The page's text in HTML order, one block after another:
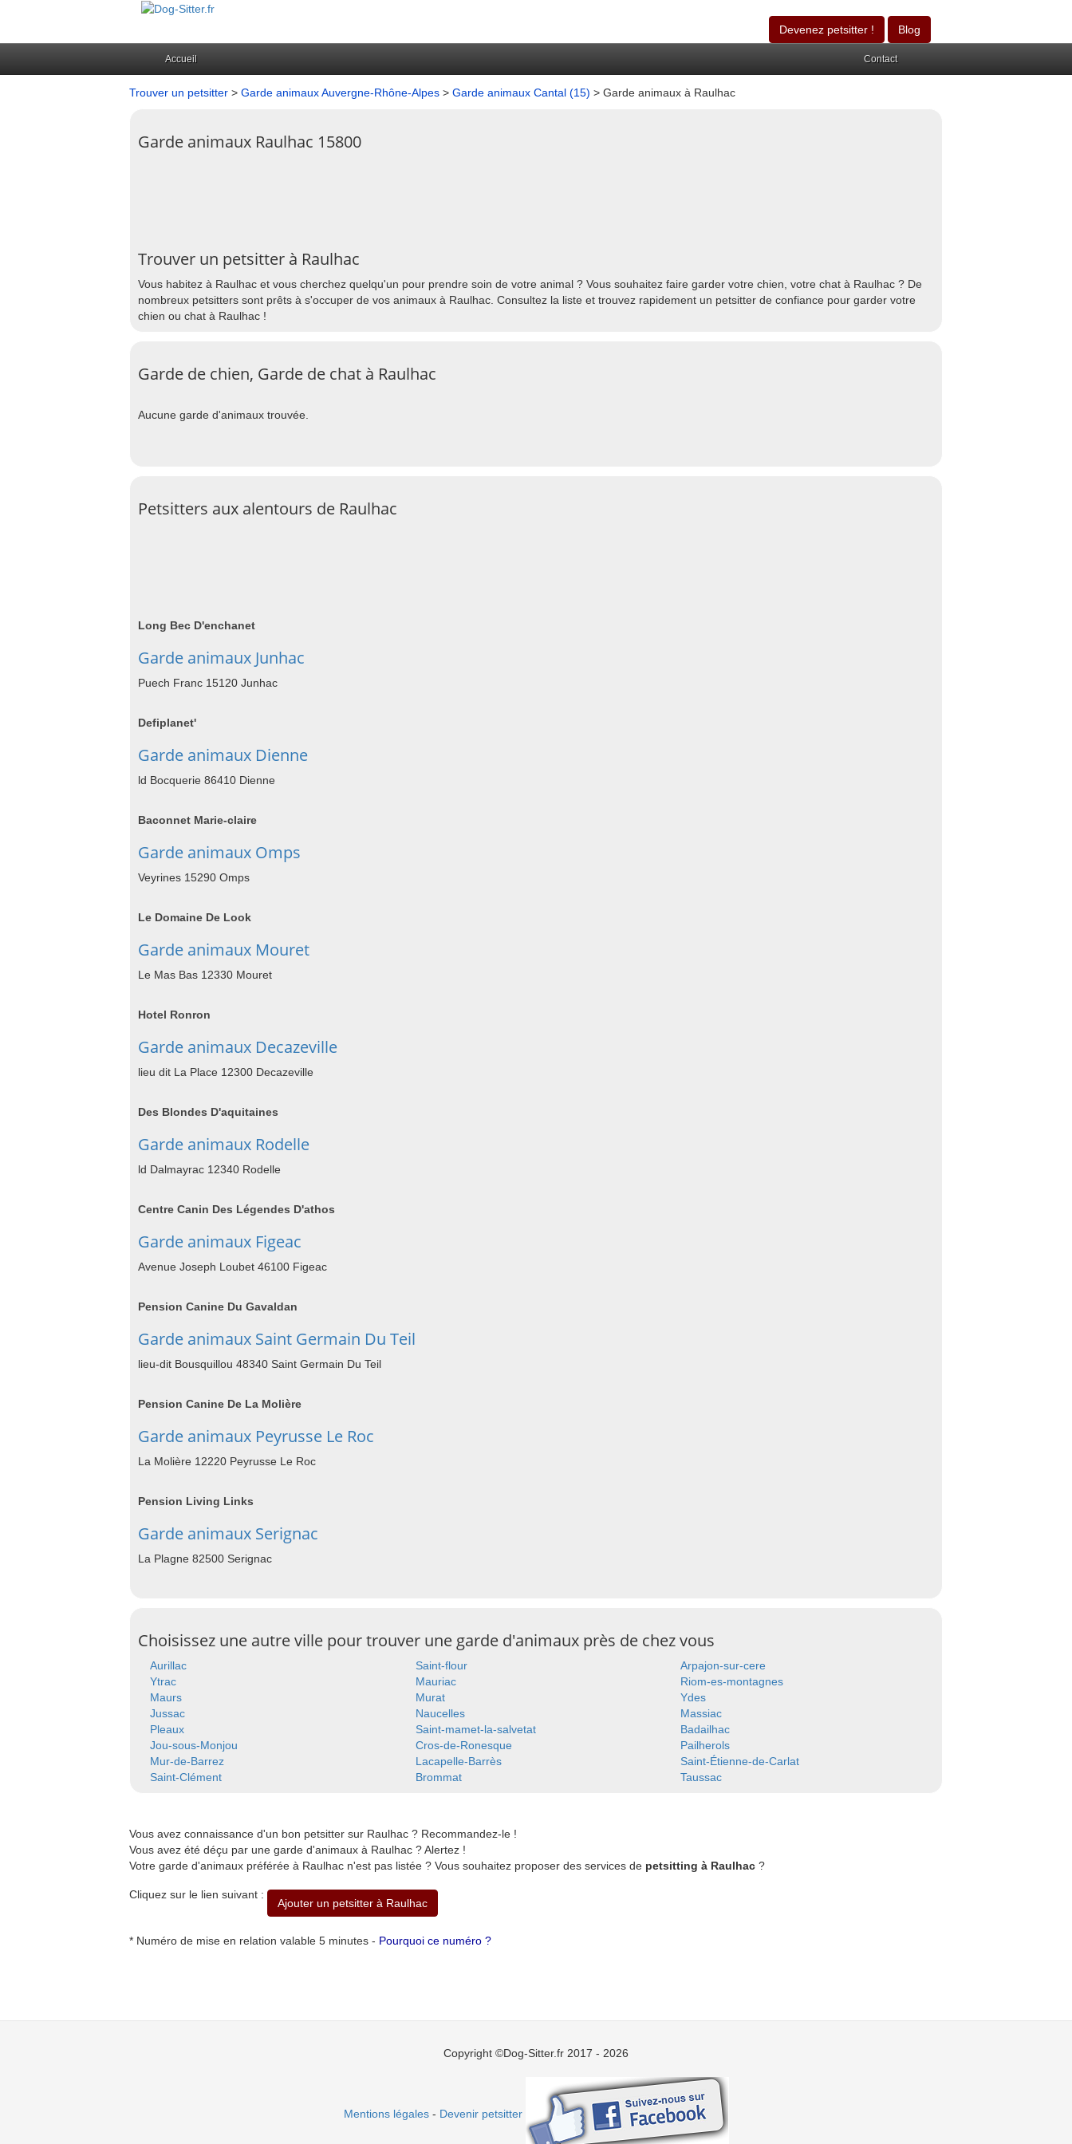
Devenez petsitter ! Blog
Accueil Contact
Trouver un petsitter > Garde animaux Auvergne-Rhône-Alpes > Garde animaux Cantal (15) > Garde animaux à Raulhac
Garde animaux Raulhac 15800
Trouver un petsitter à Raulhac
Vous habitez à Raulhac et vous cherchez quelqu'un pour prendre soin de votre animal ? Vous souhaitez faire garder votre chien, votre chat à Raulhac ? De
nombreux petsitters sont prêts à s'occuper de vos animaux à Raulhac. Consultez la liste et trouvez rapidement un petsitter de confiance pour garder votre
chien ou chat à Raulhac !
Garde de chien, Garde de chat à Raulhac
Aucune garde d'animaux trouvée.
Petsitters aux alentours de Raulhac
Long Bec D'enchanet
Garde animaux Junhac
Puech Franc 15120 Junhac
Defiplanet'
Garde animaux Dienne
ld Bocquerie 86410 Dienne
Baconnet Marie-claire
Garde animaux Omps
Veyrines 15290 Omps
Le Domaine De Look
Garde animaux Mouret
Le Mas Bas 12330 Mouret
Hotel Ronron
Garde animaux Decazeville
lieu dit La Place 12300 Decazeville
Des Blondes D'aquitaines
Garde animaux Rodelle
ld Dalmayrac 12340 Rodelle
Centre Canin Des Légendes D'athos
Garde animaux Figeac
Avenue Joseph Loubet 46100 Figeac
Pension Canine Du Gavaldan
Garde animaux Saint Germain Du Teil
lieu-dit Bousquillou 48340 Saint Germain Du Teil
Pension Canine De La Molière
Garde animaux Peyrusse Le Roc
La Molière 12220 Peyrusse Le Roc
Pension Living Links
Garde animaux Serignac
La Plagne 82500 Serignac
Choisissez une autre ville pour trouver une garde d'animaux près de chez vous
Aurillac Saint-flour
Arpajon-sur-cere
Ytrac
Mauriac
Riom-es-montagnes
Maurs
Murat
Ydes
Jussac
Naucelles
Massiac
Pleaux
Saint-mamet-la-salvetat
Badailhac
Jou-sous-Monjou
Cros-de-Ronesque
Pailherols
Mur-de-Barrez
Lacapelle-Barrès
Saint-Étienne-de-Carlat
Saint-Clément
Brommat Taussac
Vous avez connaissance d'un bon petsitter sur Raulhac ? Recommandez-le !
Vous avez été déçu par une garde d'animaux à Raulhac ? Alertez !
Votre garde d'animaux préférée à Raulhac n'est pas listée ? Vous souhaitez proposer des services de petsitting à Raulhac ?
Cliquez sur le lien suivant :
Ajouter un petsitter à Raulhac
* Numéro de mise en relation valable 5 minutes - Pourquoi ce numéro ?
Copyright ©Dog-Sitter.fr 2017 - 2026
Mentions légales- Devenir petsitter